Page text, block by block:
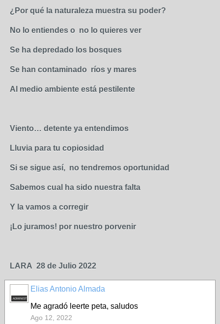
¿Por qué la naturaleza muestra su poder?
No lo entiendes o no lo quieres ver
Se ha depredado los bosques
Se han contaminado ríos y mares
Al medio ambiente está pestilente
Viento… detente ya entendimos
Lluvia para tu copiosidad
Si se sigue así, no tendremos oportunidad
Sabemos cual ha sido nuestra falta
Y la vamos a corregir
¡Lo juramos! por nuestro porvenir
LARA 28 de Julio 2022
ADMINISTRADOR
Elias Antonio Almada
Me agradó leerte peta, saludos
Ago 12, 2022